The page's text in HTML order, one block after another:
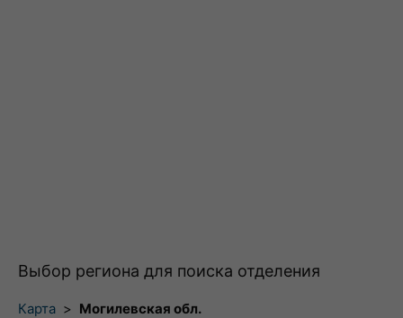
Выбор региона для поиска отделения
Карта > Могилевская обл.